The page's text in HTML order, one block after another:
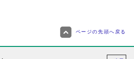
ページの先頭へ戻る